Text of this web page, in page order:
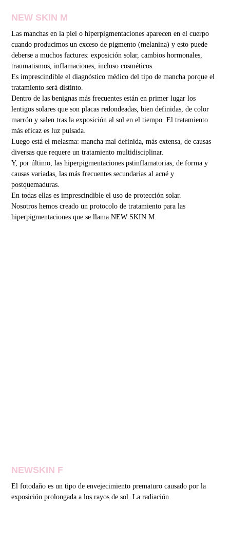
NEW SKIN M
Las manchas en la piel o hiperpigmentaciones aparecen en el cuerpo
cuando producimos un exceso de pigmento (melanina) y esto puede
deberse a muchos factures: exposición solar, cambios hormonales,
traumatismos, inflamaciones, incluso cosméticos.
Es imprescindible el diagnóstico médico del tipo de mancha porque el
tratamiento será distinto.
Dentro de las benignas más frecuentes están en primer lugar los
lentigos solares que son placas redondeadas, bien definidas, de color
marrón y salen tras la exposición al sol en el tiempo. El tratamiento
más eficaz es luz pulsada.
Luego está el melasma: mancha mal definida, más extensa, de causas
diversas que requere un tratamiento multidisciplinar.
Y, por último, las hiperpigmentaciones pstinflamatorias; de forma y
causas variadas, las más frecuentes secundarias al acné y
postquemaduras.
En todas ellas es imprescindible el uso de protección solar.
Nosotros hemos creado un protocolo de tratamiento para las
hiperpigmentaciones que se llama NEW SKIN M.
NEWSKIN F
El fotodaño es un tipo de envejecimiento prematuro causado por la
exposición prolongada a los rayos de sol. La radiación